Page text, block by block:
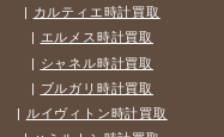
| カルティエ時計買取
エルメス時計買取
| シャネル時計買取
| ブルガリ時計買取
| ルイヴィトン時計買取